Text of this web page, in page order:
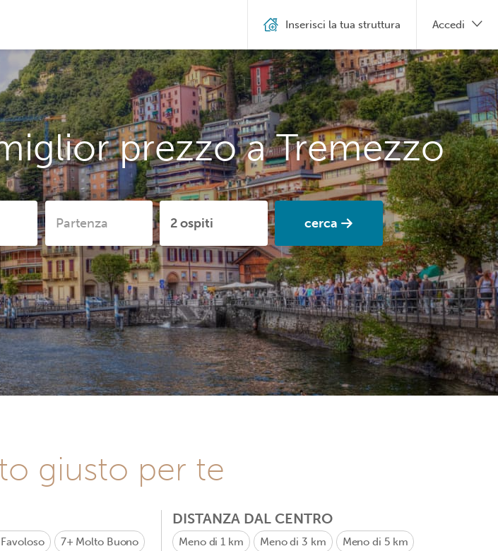
prezzo a Tremezzo
cerca
Inserisci la tua struttura Accedi
giusto per te
Favoloso 7+ Molto Buono
DISTANZA DAL CENTRO
Meno di 1 km Meno di 3 km Meno di 5 km